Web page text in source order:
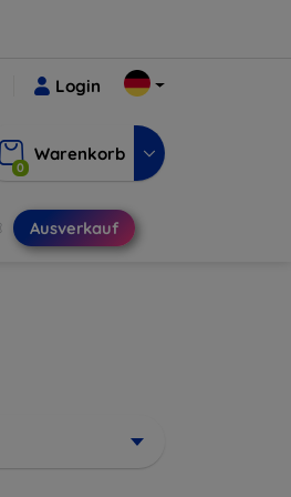
Login
0
Warenkorb
Ausverkauf